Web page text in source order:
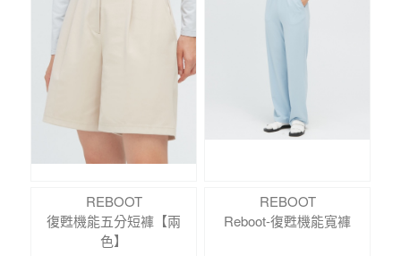
REBOOT
復甦機能五分短褲【兩
色】
REBOOT
Reboot-復甦機能寬褲